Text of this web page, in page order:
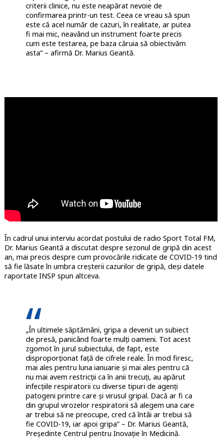
criterii clinice, nu este neapărat nevoie de
confirmarea printr-un test. Ceea ce vreau să spun
este că acel număr de cazuri, în realitate, ar putea
fi mai mic, neavând un instrument foarte precis
cum este testarea, pe baza căruia să obiectivăm
asta” – afirmă Dr. Marius Geantă.
În cadrul unui interviu acordat postului de radio Sport Total FM,
Dr. Marius Geantă a discutat despre sezonul de gripă din acest
an, mai precis despre cum provocările ridicate de COVID-19 tind
să fie lăsate în umbra creșterii cazurilor de gripă, deși datele
raportate INSP spun altceva.
„În ultimele săptămâni, gripa a devenit un subiect
de presă, panicând foarte mulți oameni. Tot acest
zgomot în jurul subiectului, de fapt, este
disproporționat față de cifrele reale. În mod firesc,
mai ales pentru luna ianuarie și mai ales pentru că
nu mai avem restricții ca în anii trecuți, au apărut
infecțiile respiratorii cu diverse tipuri de agenți
patogeni printre care și virusul gripal. Dacă ar fi ca
din grupul virozelor respiratorii să alegem una care
ar trebui să ne preocupe, cred că întâi ar trebui să
fie COVID-19, iar apoi gripa” – Dr. Marius Geantă,
Președinte Centrul pentru Inovație în Medicină.